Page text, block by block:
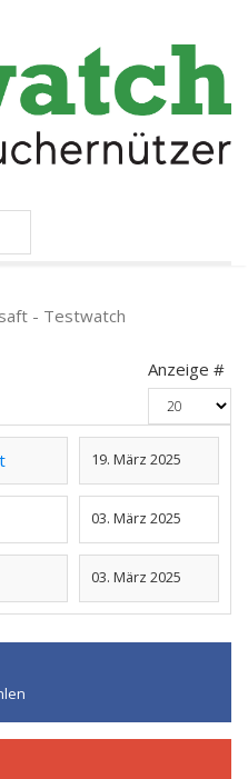
- Testwatch
Anzeige #
19. März 2025
03. März 2025
03. März 2025